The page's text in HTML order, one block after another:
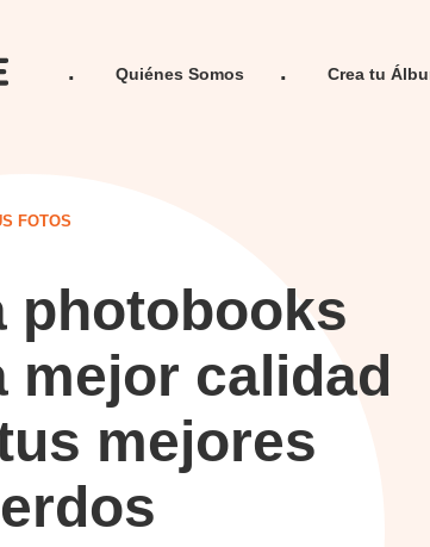
Quiénes Somos Crea tu
FOTOS
photobooks
mejor calidad
mejores